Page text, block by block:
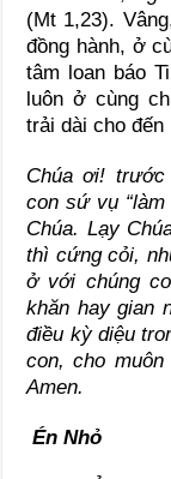
(Mt 1,23).
đồng hành, ở
tâm loan báo
luôn ở cùng
trải dài cho đến
Chúa ơi!
con sứ vụ “làm
Chúa. Lạy
thì cứng cỏi,
ở với chúng
khăn hay gian
điều kỳ diệu
con, cho
Amen.
Én Nhỏ